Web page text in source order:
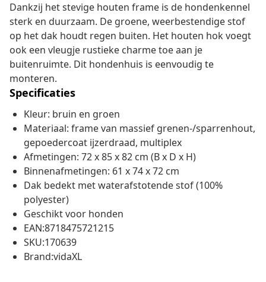
Dankzij het stevige houten frame is de hondenkennel
sterk en duurzaam. De groene, weerbestendige stof
op het dak houdt regen buiten. Het houten hok voegt
ook een vleugje rustieke charme toe aan je
buitenruimte. Dit hondenhuis is eenvoudig te
monteren.
Specificaties
Kleur: bruin en groen
Materiaal: frame van massief grenen-/sparrenhout,
gepoedercoat ijzerdraad, multiplex
Afmetingen: 72 x 85 x 82 cm (B x D x H)
Binnenafmetingen: 61 x 74 x 72 cm
Dak bedekt met waterafstotende stof (100%
polyester)
Geschikt voor honden
EAN:8718475721215
SKU:170639
Brand:vidaXL